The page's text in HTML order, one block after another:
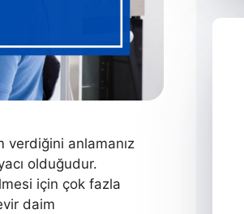
verdiğini anlamanız
olduğudur.
için çok fazla
daim